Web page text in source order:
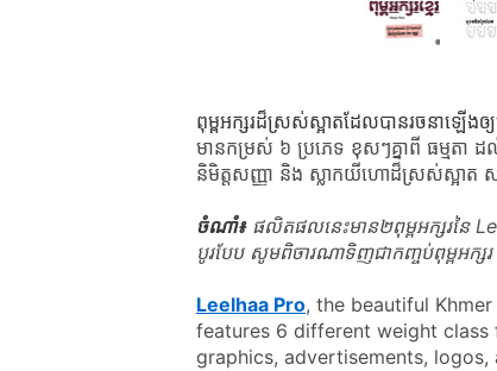
ពុម្ពអក្សរដ៏ស្រស់ស្អាតដែលបានរចនាឡើ
មានកម្រស់ ៦ ប្រភេទ ខុសៗគ្នាពី ធម្មតា ដល់
និមិត្តសញ្ញា និង ស្លាកយីហោដ៏ស្រស់ស្អាត ស
ចំណាំ៖ ផលិតផលនេះមាន២ពុម្ពអក្សរនៃ
បូរបែប សូមពិចារណាទិញជាកញ្ចប់ពុម្ពអក្សរ
Leelhaa Pro, the beautiful
features 6 different weight
graphics, advertisements,